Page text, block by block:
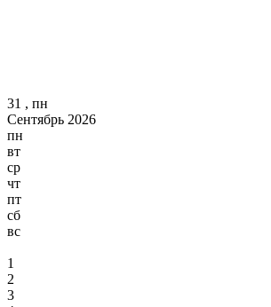
31 , пн
Сентябрь 2026
пн
вт
ср
чт
пт
сб
вс
1
2
3